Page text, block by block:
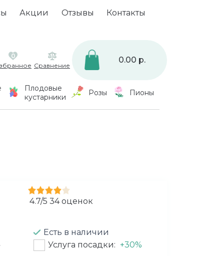
Акции Отзывы Контакты
0
Сравнение
0.00 р.
Плодовые
кустарники
Розы Пионы
4.7/5 34оценок
Есть в наличии
Услуга посадки: +30%